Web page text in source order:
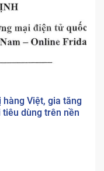
Việt, gia tăng
dùng trên nền